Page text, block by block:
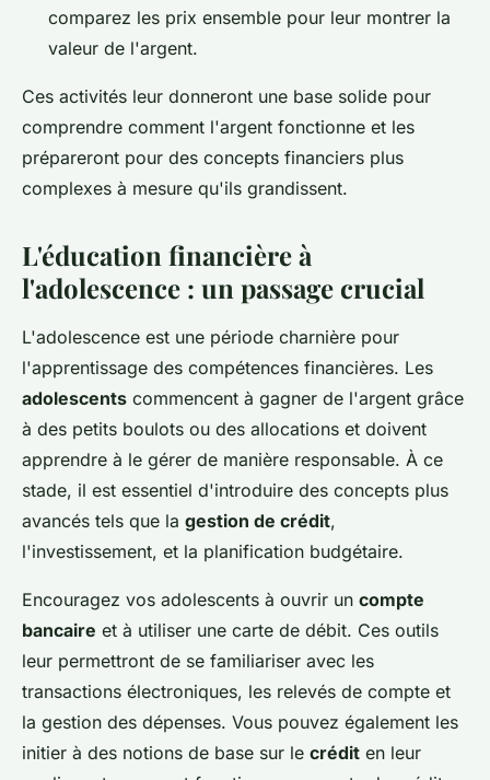
comparez les prix ensemble pour leur montrer la
valeur de l'argent.
Ces activités leur donneront une base solide pour
comprendre comment l'argent fonctionne et les
prépareront pour des concepts financiers plus
complexes à mesure qu'ils grandissent.
L'éducation financière à
l'adolescence : un passage crucial
L'adolescence est une période charnière pour
l'apprentissage des compétences financières. Les
adolescents commencent à gagner de l'argent grâce
à des petits boulots ou des allocations et doivent
apprendre à le gérer de manière responsable. À ce
stade, il est essentiel d'introduire des concepts plus
avancés tels que la gestion de crédit,
l'investissement, et la planification budgétaire.
Encouragez vos adolescents à ouvrir un compte
bancaire et à utiliser une carte de débit. Ces outils
leur permettront de se familiariser avec les
transactions électroniques, les relevés de compte et
la gestion des dépenses. Vous pouvez également les
initier à des notions de base sur le crédit en leur